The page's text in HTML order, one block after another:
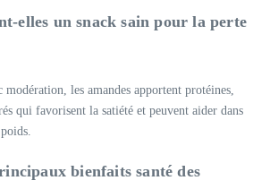
elles un snack sain pour la perte
modération, les amandes apportent protéines,
qui favorisent la satiété et peuvent aider dans
bienfaits santé des